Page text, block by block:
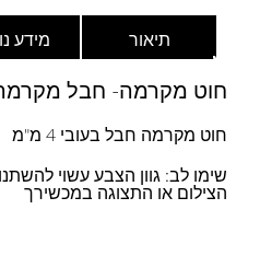
תיאור מידע
חוט מקרמה- חבל מקרמה עובי 4
חוט מקרמה חבל בעובי 4 מ"מ
שימו לב: גוון הצבע עשוי
הצילום או התצוגה במכשירך